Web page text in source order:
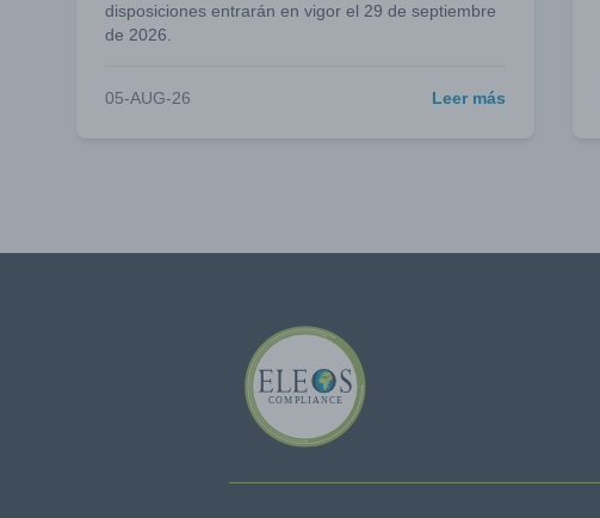
disposiciones entrarán en vigor el 29 de septiembre
de 2026.
05-AUG-26 Leer más